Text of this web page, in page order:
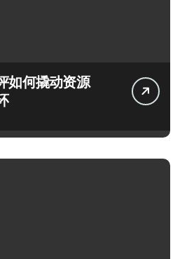
如何撬动资源